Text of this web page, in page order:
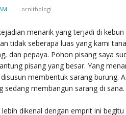
ornithologi
menarik yang terjadi di
tidak seberapa luas yang kami
dan pepaya. Pohon pisang saya
pisang yang besar. Yang
membentuk sarang burung.
sedang membangun sarang di sana.
dikenal dengan emprit ini